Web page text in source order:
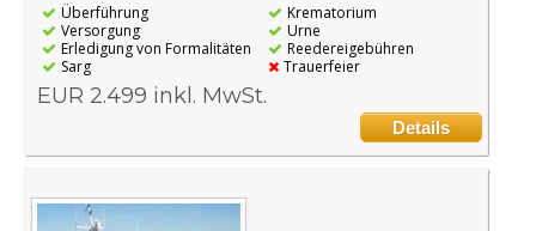
Überführung
Versorgung
Erledigung von Formalitäten
Sarg
Krematorium
Urne
Reedereigebühren
Trauerfeier
EUR 2.499 inkl. MwSt.
Details